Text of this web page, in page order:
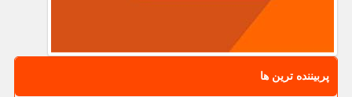
پربیننده ترین ها